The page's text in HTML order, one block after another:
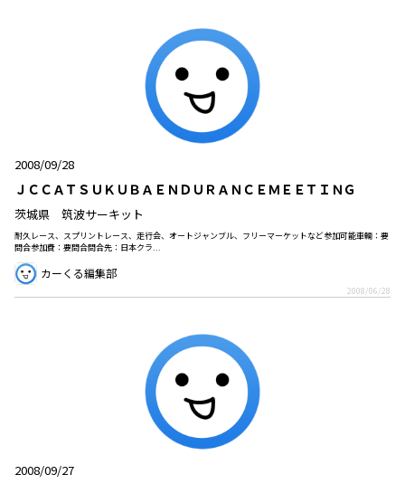
2008/09/28
ＪＣＣＡＴＳＵＫＵＢＡＥＮＤＵＲＡＮＣＥＭＥＥＴＩＮＧ
茨城県 筑波サーキット
耐久レース、スプリントレース、走行会、オートジャンブル、フリーマーケットなど参加可能車輌：要
問合参加費：要問合問合先：日本クラ...
カーくる編集部
2008/06/28
2008/09/27